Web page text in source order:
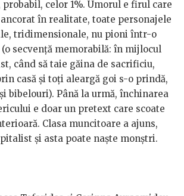
celor 1%. Umorul e firul care
în realitate, toate personajele
tridimensionale, nu pioni într-o
secvență memorabilă: în mijlocul
când să taie găina de sacrificiu,
casă și toți aleargă goi s-o prindă,
bibelouri). Până la urmă, închinarea
e doar un pretext care scoate
Clasa muncitoare a ajuns,
și asta poate naște monștri.